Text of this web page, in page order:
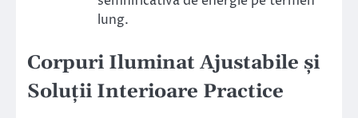
lung.
Corpuri Iluminat Ajustabile și
Soluții Interioare Practice